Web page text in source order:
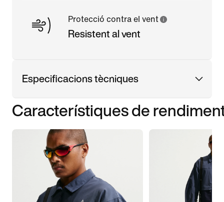
Protecció contra el vent
Resistent al vent
Especificacions tècniques
Característiques de